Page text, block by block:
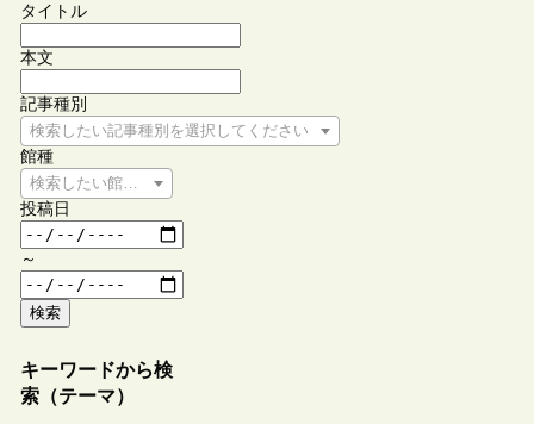
タイトル
本文
記事種別
検索したい記事種別を選択してください
館種
検索したい館種を選択してください
投稿日
～
検索
キーワードから検
索（テーマ）